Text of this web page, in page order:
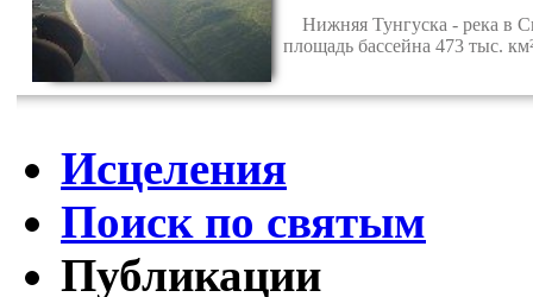
Нижняя Тунгуска - река в
площадь бассейна 473 тыс.
Исцеления
Поиск по святым
Публикации